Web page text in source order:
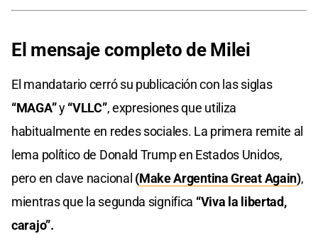
El mensaje completo de Milei
El mandatario cerró su publicación con las siglas
“MAGA”y“VLLC”, expresiones que utiliza
habitualmente en redes sociales. La primera remite al
lema político de Donald Trump en Estados Unidos,
pero en clave nacional (Make Argentina Great Again),
mientras que la segunda significa “Viva la libertad,
carajo”.